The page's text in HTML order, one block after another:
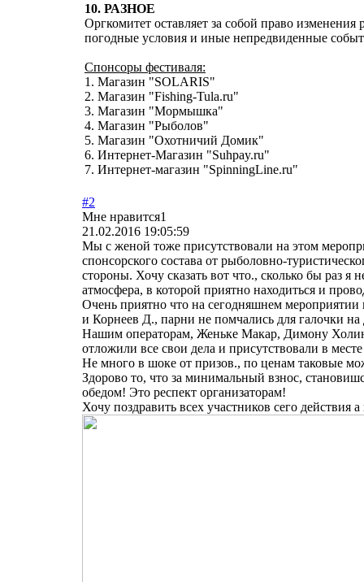
10. РАЗНОЕ
Оргкомитет оставляет за собой право
погодные условия и иные непредвиденные
Спонсоры фестиваля:
1. Магазин "SOLARIS"
2. Магазин "Fishing-Tula.ru"
3. Магазин "Мормышка"
4. Магазин "Рыболов"
5. Магазин "Охотничий Домик"
6. Интернет-Магазин "Suhpay.ru"
7. Интернет-магазин "SpinningLine.ru"
#2
Мне нравится1
21.02.2016 19:05:59
Мы с женой тоже присутствовали на этом
спонсорского состава от рыболовно-
стороны. Хочу сказать вот что., сколько бы раз я
атмосфера, в которой приятно находиться и
Очень приятно что на сегодняшнем
и Корнеев Д., парни не помчались для галочки
Нашим операторам, Женьке Макар, Димону
отложили все свои дела и присутствовали в
Не много в шоке от призов., по ценам таковые
Здорово то, что за минимальный взнос,
обедом! Это респект организаторам!
Хочу поздравить всех участников сего действия